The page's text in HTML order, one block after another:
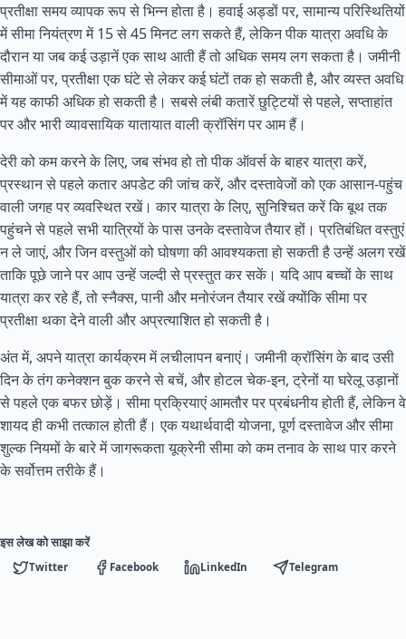
प्रतीक्षा समय व्यापक रूप से भिन्न होता है। हवाई अड्डों पर, सामान्य परिस्थितियों
में सीमा नियंत्रण में 15 से 45 मिनट लग सकते हैं, लेकिन पीक यात्रा अवधि के
दौरान या जब कई उड़ानें एक साथ आती हैं तो अधिक समय लग सकता है। जमीनी
सीमाओं पर, प्रतीक्षा एक घंटे से लेकर कई घंटों तक हो सकती है, और व्यस्त अवधि
में यह काफी अधिक हो सकती है। सबसे लंबी कतारें छुट्टियों से पहले, सप्ताहांत
पर और भारी व्यावसायिक यातायात वाली क्रॉसिंग पर आम हैं।
देरी को कम करने के लिए, जब संभव हो तो पीक ऑवर्स के बाहर यात्रा करें,
प्रस्थान से पहले कतार अपडेट की जांच करें, और दस्तावेजों को एक आसान-पहुंच
वाली जगह पर व्यवस्थित रखें। कार यात्रा के लिए, सुनिश्चित करें कि बूथ तक
पहुंचने से पहले सभी यात्रियों के पास उनके दस्तावेज तैयार हों। प्रतिबंधित वस्तुएं
न ले जाएं, और जिन वस्तुओं को घोषणा की आवश्यकता हो सकती है उन्हें अलग रखें
ताकि पूछे जाने पर आप उन्हें जल्दी से प्रस्तुत कर सकें। यदि आप बच्चों के साथ
यात्रा कर रहे हैं, तो स्नैक्स, पानी और मनोरंजन तैयार रखें क्योंकि सीमा पर
प्रतीक्षा थका देने वाली और अप्रत्याशित हो सकती है।
अंत में, अपने यात्रा कार्यक्रम में लचीलापन बनाएं। जमीनी क्रॉसिंग के बाद उसी
दिन के तंग कनेक्शन बुक करने से बचें, और होटल चेक-इन, ट्रेनों या घरेलू उड़ानों
से पहले एक बफर छोड़ें। सीमा प्रक्रियाएं आमतौर पर प्रबंधनीय होती हैं, लेकिन वे
शायद ही कभी तत्काल होती हैं। एक यथार्थवादी योजना, पूर्ण दस्तावेज और सीमा
शुल्क नियमों के बारे में जागरूकता यूक्रेनी सीमा को कम तनाव के साथ पार करने
के सर्वोत्तम तरीके हैं।
इस लेख को साझा करें
Twitter Facebook LinkedIn Telegram